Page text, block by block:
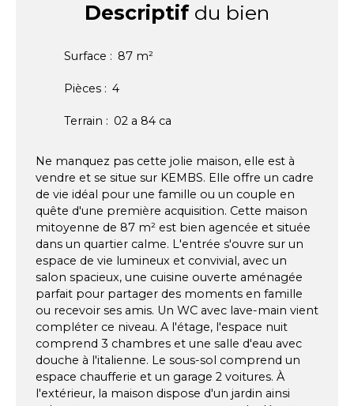
Descriptifdu bien
Surface : 87 m²
Pièces : 4
Terrain : 02 a 84 ca
Ne manquez pas cette jolie maison, elle est à
vendre et se situe sur KEMBS. Elle offre un cadre
de vie idéal pour une famille ou un couple en
quête d'une première acquisition. Cette maison
mitoyenne de 87 m² est bien agencée et située
dans un quartier calme. L'entrée s'ouvre sur un
espace de vie lumineux et convivial, avec un
salon spacieux, une cuisine ouverte aménagée
parfait pour partager des moments en famille
ou recevoir ses amis. Un WC avec lave-main vient
compléter ce niveau. A l'étage, l'espace nuit
comprend 3 chambres et une salle d'eau avec
douche à l'italienne. Le sous-sol comprend un
espace chaufferie et un garage 2 voitures. À
l'extérieur, la maison dispose d'un jardin ainsi